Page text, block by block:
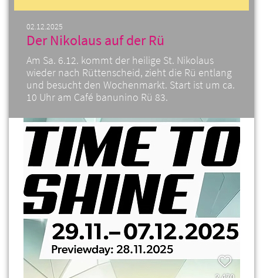
02.12.2025
Der Nikolaus auf der Rü
Am Sa. 6.12. kommt der heilige St. Nikolaus
wieder nach Rüttenscheid, zieht die Rü entlang
und besucht den Wochenmarkt. Start ist um ca.
10 Uhr am Café banunino Rü 83.